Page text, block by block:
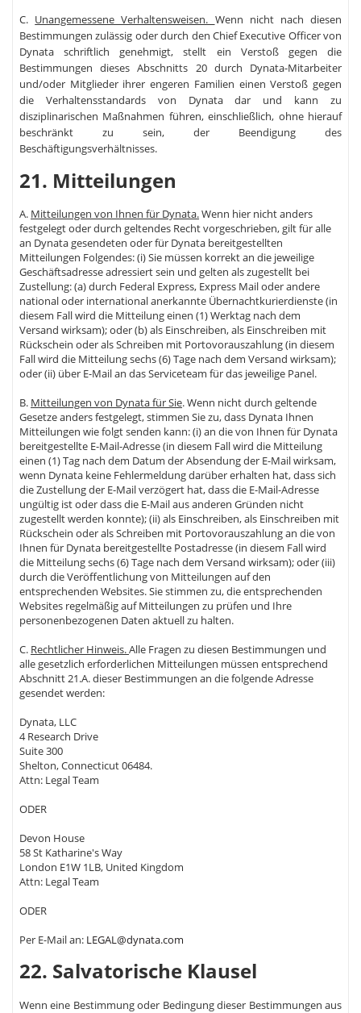
C. Unangemessene Verhaltensweisen. Wenn nicht nach diesen
Bestimmungen zulässig oder durch den Chief Executive Officer von
Dynata schriftlich genehmigt, stellt ein Verstoß gegen die
Bestimmungen dieses Abschnitts 20 durch Dynata-Mitarbeiter
und/oder Mitglieder ihrer engeren Familien einen Verstoß gegen
die Verhaltensstandards von Dynata dar und kann zu
disziplinarischen Maßnahmen führen, einschließlich, ohne hierauf
beschränkt zu sein, der Beendigung des
Beschäftigungsverhältnisses.
21. Mitteilungen
A. Mitteilungen von Ihnen für Dynata.Wenn hier nicht anders
festgelegt oder durch geltendes Recht vorgeschrieben, gilt für alle
an Dynata gesendeten oder für Dynata bereitgestellten
Mitteilungen Folgendes: (i) Sie müssen korrekt an die jeweilige
Geschäftsadresse adressiert sein und gelten als zugestellt bei
Zustellung: (a) durch Federal Express, Express Mail oder andere
national oder international anerkannte Übernachtkurierdienste (in
diesem Fall wird die Mitteilung einen (1) Werktag nach dem
Versand wirksam); oder (b) als Einschreiben, als Einschreiben mit
Rückschein oder als Schreiben mit Portovorauszahlung (in diesem
Fall wird die Mitteilung sechs (6) Tage nach dem Versand wirksam);
oder (ii) über E-Mail an das Serviceteam für das jeweilige Panel.
B. Mitteilungen von Dynata für Sie. Wenn nicht durch geltende
Gesetze anders festgelegt, stimmen Sie zu, dass Dynata Ihnen
Mitteilungen wie folgt senden kann: (i) an die von Ihnen für Dynata
bereitgestellte E-Mail-Adresse (in diesem Fall wird die Mitteilung
einen (1) Tag nach dem Datum der Absendung der E-Mail wirksam,
wenn Dynata keine Fehlermeldung darüber erhalten hat, dass sich
die Zustellung der E-Mail verzögert hat, dass die E-Mail-Adresse
ungültig ist oder dass die E-Mail aus anderen Gründen nicht
zugestellt werden konnte); (ii) als Einschreiben, als Einschreiben mit
Rückschein oder als Schreiben mit Portovorauszahlung an die von
Ihnen für Dynata bereitgestellte Postadresse (in diesem Fall wird
die Mitteilung sechs (6) Tage nach dem Versand wirksam); oder (iii)
durch die Veröffentlichung von Mitteilungen auf den
entsprechenden Websites. Sie stimmen zu, die entsprechenden
Websites regelmäßig auf Mitteilungen zu prüfen und Ihre
personenbezogenen Daten aktuell zu halten.
C. Rechtlicher Hinweis.Alle Fragen zu diesen Bestimmungen und
alle gesetzlich erforderlichen Mitteilungen müssen entsprechend
Abschnitt 21.A. dieser Bestimmungen an die folgende Adresse
gesendet werden:
Dynata, LLC
4 Research Drive
Suite 300
Shelton, Connecticut 06484.
Attn: Legal Team
ODER
Devon House
58 St Katharine's Way
London E1W 1LB, United Kingdom
Attn: Legal Team
ODER
Per E-Mail an: LEGAL@dynata.com
22. Salvatorische Klausel
Wenn eine Bestimmung oder Bedingung dieser Bestimmungen aus